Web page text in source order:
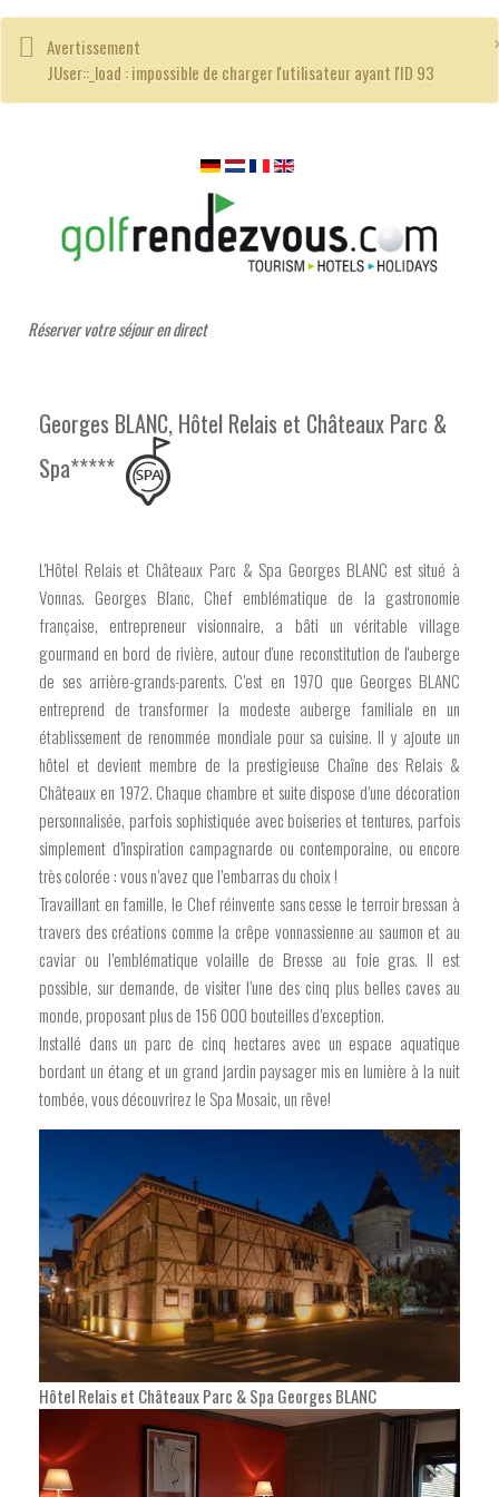
Avertissement
JUser::_load : impossible de charger l'utilisateur ayant l'ID 93
Réserver votre séjour en direct
Georges BLANC, Hôtel Relais et Châteaux Parc &
Spa*****
L'Hôtel Relais et Châteaux Parc & Spa Georges BLANC est situé à
Vonnas. Georges Blanc, Chef emblématique de la gastronomie
française, entrepreneur visionnaire, a bâti un véritable village
gourmand en bord de rivière, autour d'une reconstitution de l'auberge
de ses arrière-grands-parents. C’est en 1970 que Georges BLANC
entreprend de transformer la modeste auberge familiale en un
établissement de renommée mondiale pour sa cuisine. Il y ajoute un
hôtel et devient membre de la prestigieuse Chaîne des Relais &
Châteaux en 1972. Chaque chambre et suite dispose d’une décoration
personnalisée, parfois sophistiquée avec boiseries et tentures, parfois
simplement d’inspiration campagnarde ou contemporaine, ou encore
très colorée : vous n’avez que l’embarras du choix !
Travaillant en famille, le Chef réinvente sans cesse le terroir bressan à
travers des créations comme la crêpe vonnassienne au saumon et au
caviar ou l’emblématique volaille de Bresse au foie gras. Il est
possible, sur demande, de visiter l’une des cinq plus belles caves au
monde, proposant plus de 156 000 bouteilles d’exception.
Installé dans un parc de cinq hectares avec un espace aquatique
bordant un étang et un grand jardin paysager mis en lumière à la nuit
tombée,vous découvrirez le Spa Mosaic, un rêve!
Hôtel Relais et Châteaux Parc & Spa Georges BLANC